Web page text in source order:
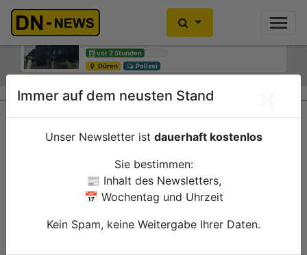
Während der Fahrt in Brand geraten
Kreuzau
Previous
Immer auf dem neusten Stand
Unser Newsletter ist dauerhaft kostenlos
Sie bestimmen:
📰 Inhalt des Newsletters,
📅 Wochentag und Uhrzeit
Kein Spam, keine Weitergabe Ihrer Daten.